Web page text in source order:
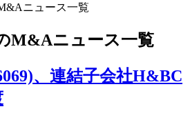
ニュース一覧
M&Aニュース一覧
、連結子会社H&BC